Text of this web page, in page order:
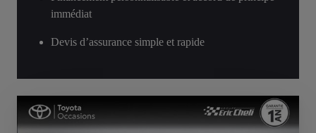
immédiat
Devis d’assurance simple et rapide